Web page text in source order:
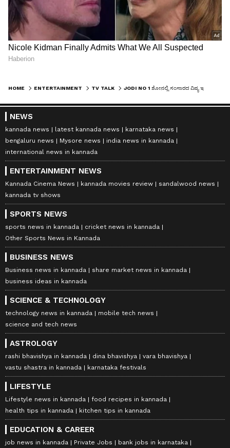
HOME ENTERTAINMENT TV TALK
NEWS
kannada news latest kannada news
karnataka news
bengaluru news
Mysore news
india news in kannada
international news in kannada
ENTERTAINMENT NEWS
Kannada Cinema News kannada movies review
sandalwood news
kannada tv shows
SPORTS NEWS
sports news in kannada
cricket news in kannada
Other Sports News in Kannada
BUSINESS NEWS
Business news in kannada
share market news in kannada
business ideas in kannada
SCIENCE & TECHNOLOGY
technology news in kannada
mobile tech news
science and tech news
ASTROLOGY
rashi bhavishya in kannada dina bhavishya
vara bhavishya
vastu shastra in kannada
karnataka festivals
LIFESTYLE
Lifestyle news in kannada
food recipes in kannada
health tips in kannada
kitchen tips in kannada
EDUCATION & CAREER
job news in kannada Private Jobs bank jobs in karnataka